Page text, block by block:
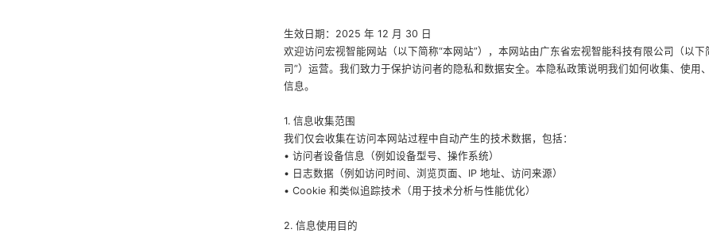
生效日期：2025 年 12 月 30 日
欢迎访问宏视智能网站（以下简称“本网站”），本网站由广东省宏视智能科技有限公司（以下
司”）运营。我们致力于保护访问者的隐私和数据安全。本隐私政策说明我们如何收集、使用
信息。
1. 信息收集范围
我们仅会收集在访问本网站过程中自动产生的技术数据，包括：
• 访问者设备信息（例如设备型号、操作系统）
• 日志数据（例如访问时间、浏览页面、IP 地址、访问来源）
• Cookie 和类似追踪技术（用于技术分析与性能优化）
2. 信息使用目的